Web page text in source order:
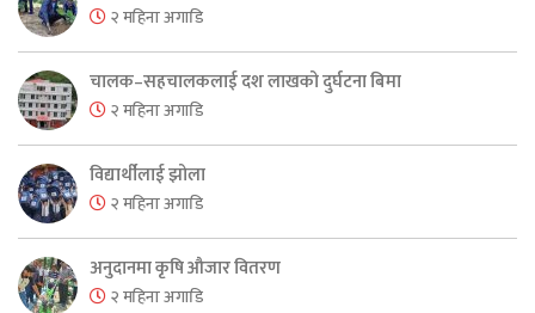
२ महिना अगाडि
चालक–सहचालकलाई दश लाखको दुर्घटना बिमा
२ महिना अगाडि
विद्यार्थीलाई झोला
२ महिना अगाडि
अनुदानमा कृषि औजार वितरण
२ महिना अगाडि